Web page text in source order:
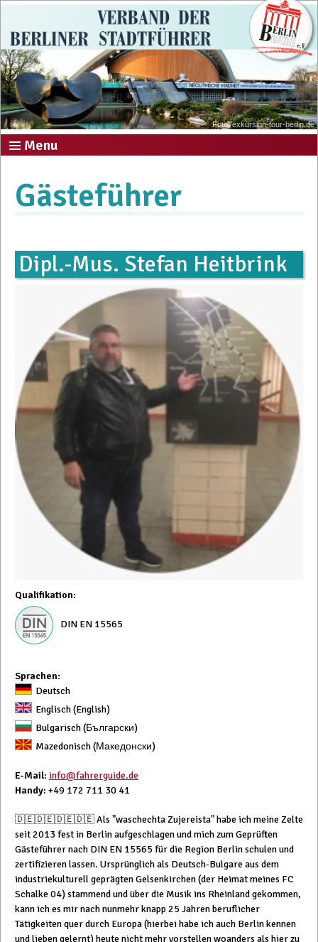
Foto: exkursion-tour-berlin.de
Menu
Gästeführer
Dipl.-Mus. Stefan Heitbrink
Qualifikation:
DIN EN 15565
Sprachen:
Deutsch
Englisch (English)
Bulgarisch (Български)
Mazedonisch (Македонски)
E-Mail: info@fahrerguide.de
Handy: +49 172 711 30 41
🇩🇪🇩🇪🇩🇪🇩🇪 Als "waschechta Zujereista" habe ich meine Zelte
seit 2013 fest in Berlin aufgeschlagen und mich zum Geprüften
Gästeführer nach DIN EN 15565 für die Region Berlin schulen und
zertifizieren lassen. Ursprünglich als Deutsch-Bulgare aus dem
industriekulturell geprägten Gelsenkirchen (der Heimat meines FC
Schalke 04) stammend und über die Musik ins Rheinland gekommen,
kann ich es mir nach nunmehr knapp 25 Jahren beruflicher
Tätigkeiten quer durch Europa (hierbei habe ich auch Berlin kennen
und lieben gelernt) heute nicht mehr vorstellen woanders als hier zu